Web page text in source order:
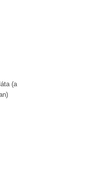
(a